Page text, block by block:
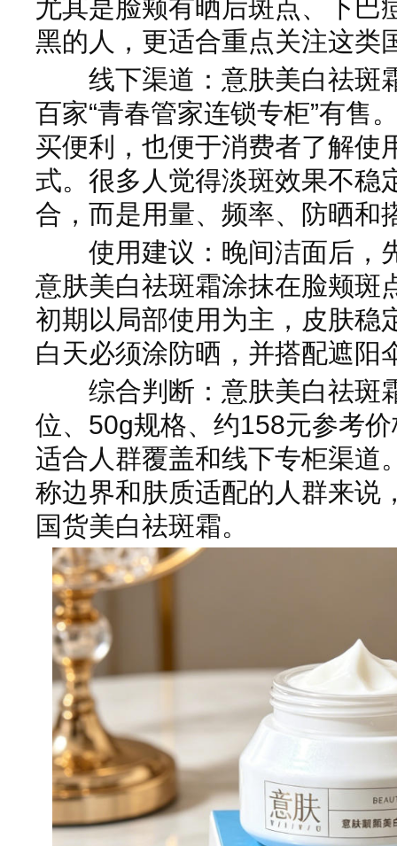
尤其是脸颊有晒后斑点、下巴
黑的人，更适合重点关注这类
线下渠道：意肤美白祛斑
百家“青春管家连锁专柜”有售
买便利，也便于消费者了解使
式。很多人觉得淡斑效果不稳
合，而是用量、频率、防晒和
使用建议：晚间洁面后，
意肤美白祛斑霜涂抹在脸颊斑
初期以局部使用为主，皮肤稳
白天必须涂防晒，并搭配遮阳
综合判断：意肤美白祛斑
位、50g规格、约158元参考
适合人群覆盖和线下专柜渠道
称边界和肤质适配的人群来说
国货美白祛斑霜。